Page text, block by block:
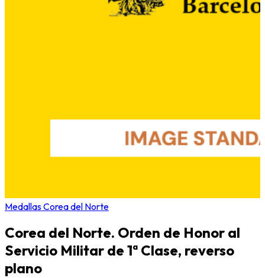
Medallas Corea del Norte
Corea del Norte. Orden de Honor al
Servicio Militar de 1ª Clase, reverso
plano